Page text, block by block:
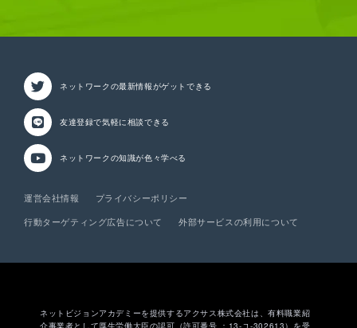
ネットワークの最新情報がゲットできる
友達登録で気軽に相談できる
ネットワークの知識が色々学べる
運営会社情報
プライバシーポリシー
行動ターゲティング広告について
外部サービスの利用について
ネットビジョンアカデミーを提供するアクサス株式会社は、有料職業紹
介事業者として厚生労働大臣の認可（許可番号 ：13-ユ-302613）を受